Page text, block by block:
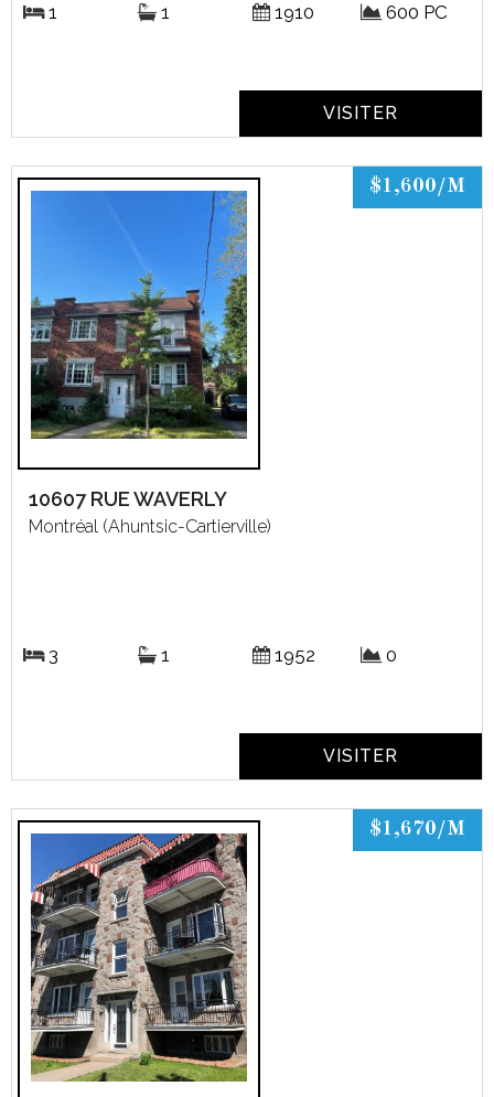
1 1 1910 600 PC
VISITER
$1,600/M
10607 RUE WAVERLY
Montréal (Ahuntsic-Cartierville)
3 1 1952 0
VISITER
$1,670/M